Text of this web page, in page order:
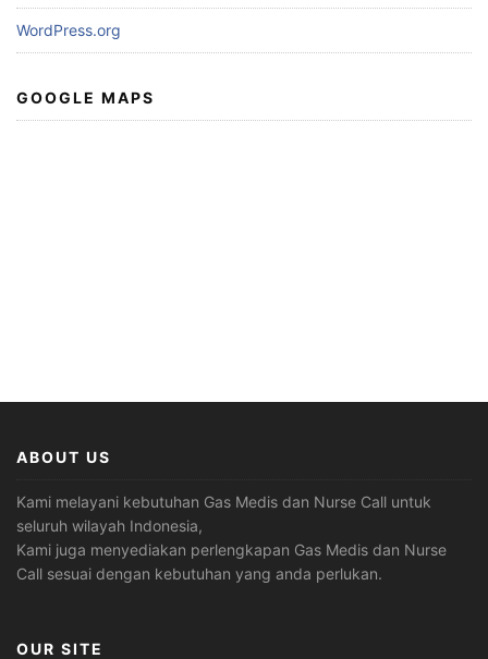
WordPress.org
GOOGLE MAPS
ABOUT US
Kami melayani kebutuhan Gas Medis dan Nurse Call untuk
seluruh wilayah Indonesia,
Kami juga menyediakan perlengkapan Gas Medis dan Nurse
Call sesuai dengan kebutuhan yang anda perlukan.
OUR SITE